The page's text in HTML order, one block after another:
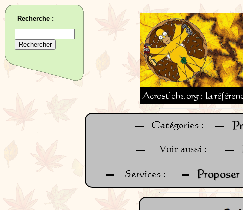
Recherche :